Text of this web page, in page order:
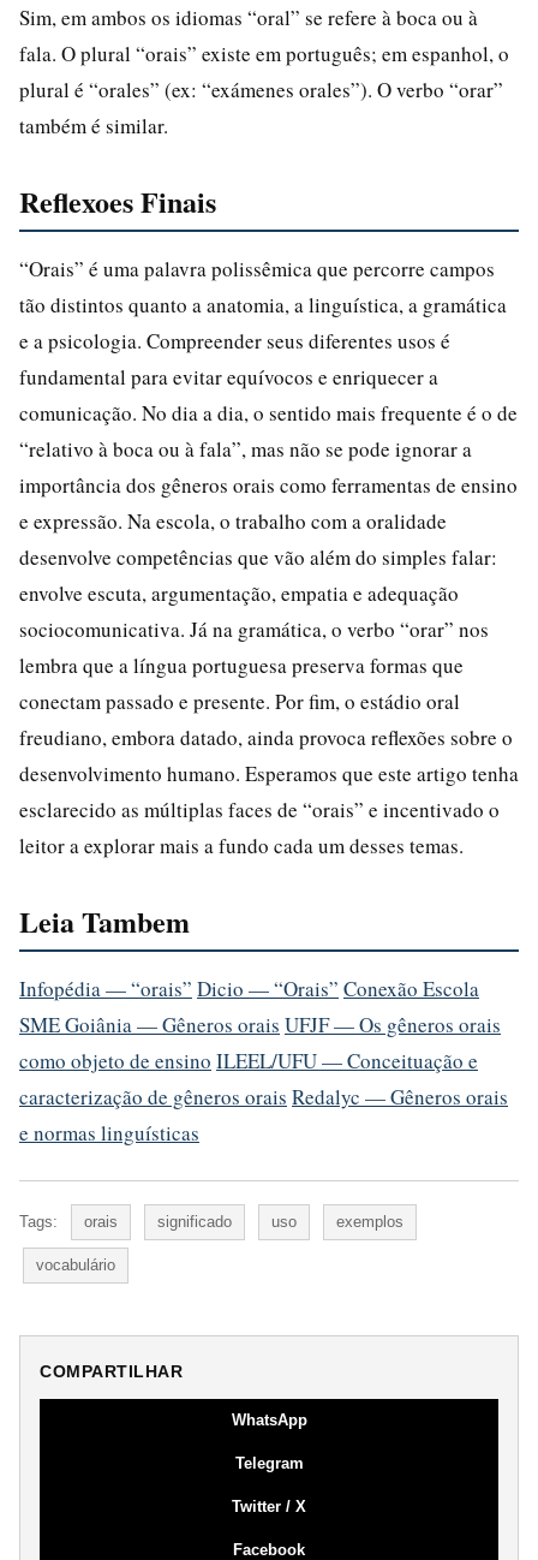
Sim, em ambos os idiomas “oral” se refere à boca ou à
fala. O plural “orais” existe em português; em espanhol, o
plural é “orales” (ex: “exámenes orales”). O verbo “orar”
também é similar.
Reflexoes Finais
“Orais” é uma palavra polissêmica que percorre campos
tão distintos quanto a anatomia, a linguística, a gramática
e a psicologia. Compreender seus diferentes usos é
fundamental para evitar equívocos e enriquecer a
comunicação. No dia a dia, o sentido mais frequente é o de
“relativo à boca ou à fala”, mas não se pode ignorar a
importância dos gêneros orais como ferramentas de ensino
e expressão. Na escola, o trabalho com a oralidade
desenvolve competências que vão além do simples falar:
envolve escuta, argumentação, empatia e adequação
sociocomunicativa. Já na gramática, o verbo “orar” nos
lembra que a língua portuguesa preserva formas que
conectam passado e presente. Por fim, o estádio oral
freudiano, embora datado, ainda provoca reflexões sobre o
desenvolvimento humano. Esperamos que este artigo tenha
esclarecido as múltiplas faces de “orais” e incentivado o
leitor a explorar mais a fundo cada um desses temas.
Leia Tambem
Infopédia — “orais” Dicio — “Orais” Conexão Escola
SME Goiânia — Gêneros orais UFJF — Os gêneros orais
como objeto de ensino ILEEL/UFU — Conceituação e
caracterização de gêneros orais Redalyc — Gêneros orais
e normas linguísticas
Tags: orais significado uso exemplos
vocabulário
COMPARTILHAR
WhatsApp
Telegram
Twitter / X
Facebook